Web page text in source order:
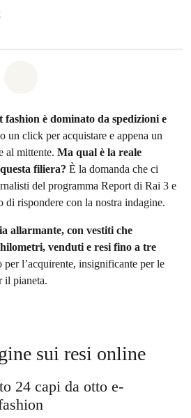
è dominato da spedizioni e
un click per acquistare e appena un
al mittente. Ma qual è la reale
filiera? È la domanda che ci
del programma Report di Rai 3 e
di rispondere con la nostra indagine.
allarmante, con vestiti che
venduti e resi fino a tre
per l’acquirente, insignificante per le
il pianeta.
sui resi online
24 capi da otto e-